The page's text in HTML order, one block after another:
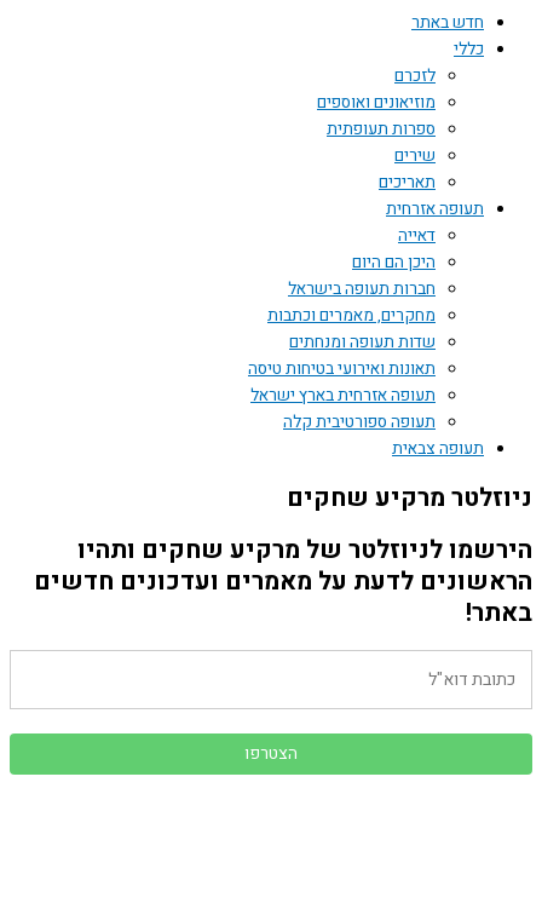
חדש באתר
כללי
לזכרם
מוזיאונים ואוספים
ספרות תעופתית
שירים
תאריכים
תעופה אזרחית
דאייה
היכן הם היום
חברות תעופה בישראל
מחקרים, מאמרים וכתבות
שדות תעופה ומנחתים
תאונות ואירועי בטיחות טיסה
תעופה אזרחית בארץ ישראל
תעופה ספורטיבית קלה
תעופה צבאית
ניוזלטר מרקיע שחקים
הירשמו לניוזלטר של מרקיע שחקים ותהיו
הראשונים לדעת על מאמרים ועדכונים חדשים
באתר!